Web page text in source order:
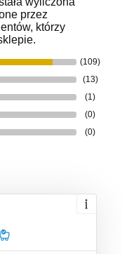
przez
którzy
(109)
(13)
(1)
(0)
(0)